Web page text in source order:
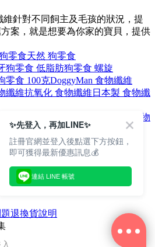
針對不同飼主及毛孩的狀況，提
案，就是想要為你家的寶貝，提供
零食天然 狗零食
狗零食 低脂肪狗零食 螺旋
零食 100克DoggyMan 食物纖維
纖維抗氧化 食物纖維 日本製 食物纖
物纖維
非油炸 食物
文章
退換貨說明
✨先登入，再加LINE✨
註冊官網並登入後點選下方按鈕，
即可獲得最新優惠訊息💰
連結 LINE 帳號